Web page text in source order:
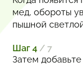
мед, обороты
пышной
Шаг 4 / 7
Затем